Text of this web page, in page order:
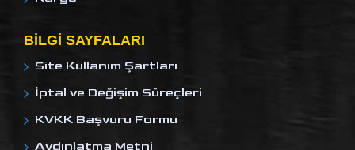
BILGI SAYFALARI
Site Kullanım Şartları
İptal ve Değişim Süreçleri
KVKK Başvuru Formu
Aydınlatma Metni